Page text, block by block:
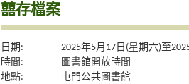
囍存檔案
日期:
2025年5月17日(星期六)至
時間:
圖書館開放時間
地點:
屯門公共圖書館